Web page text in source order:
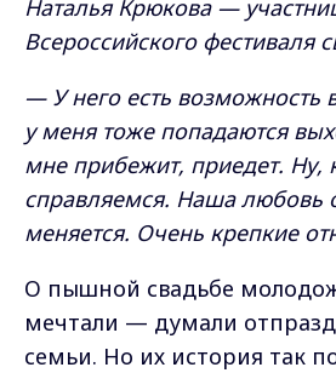
Наталья Крюкова —
Всероссийского фестиваля
— У него есть возможность
у меня тоже попадаются
мне прибежит, приедет. Ну,
справляемся. Наша любовь
меняется. Очень крепкие
О пышной свадьбе
мечтали — думали
семьи. Но их история так